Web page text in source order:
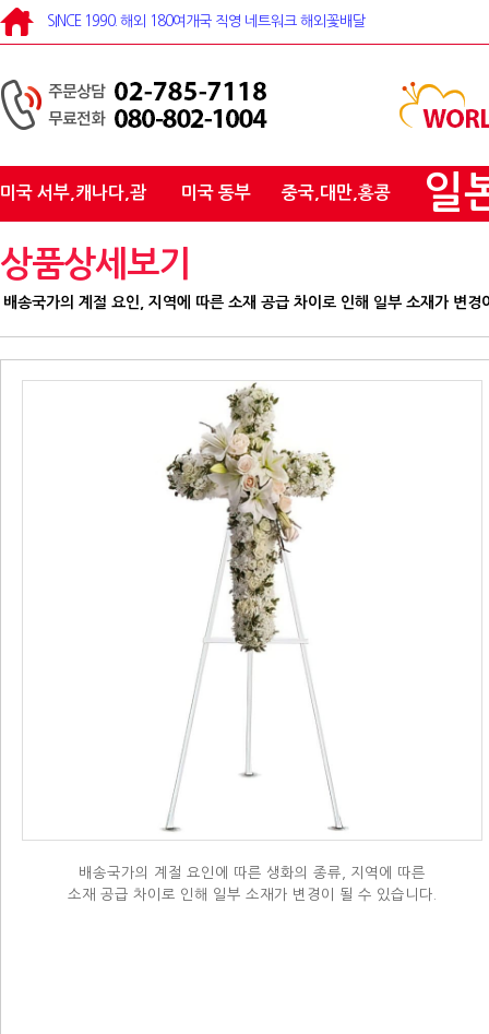
SINCE 1990. 해외 180여개국 직영 네트워크 해외꽃배달
미국 서부,캐나다,괌 미국 동부 중국,대만,홍콩 일
상품상세보기
배송국가의 계절 요인, 지역에 따른 소재 공급 차이로 인해 일부 소재가 변경
배송국가의 계절 요인에 따른 생화의 종류, 지역에 따른
소재 공급 차이로 인해 일부 소재가 변경이 될 수 있습니다.